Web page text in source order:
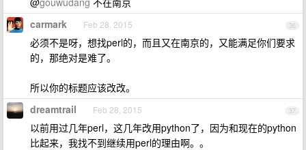
36
carmark Feb 28, 2015
必须不是呀，想找perl的，而且又在南京的，又能满足你们要求
的，那绝对是难了。
所以你的标题应该改改。
37
dreamtrail Feb 28, 2015
以前用过几年perl，这几年改用python了，因为和现在的python
比起来，我找不到继续用perl的理由啊。。